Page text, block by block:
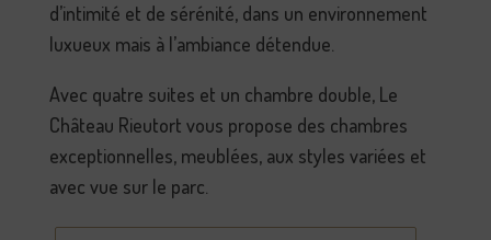
d’intimité et de sérénité, dans un environnement
luxueux mais à l’ambiance détendue.
Avec quatre suites et un chambre double, Le
Château Rieutort vous propose des chambres
exceptionnelles, meublées, aux styles variées et
avec vue sur le parc.